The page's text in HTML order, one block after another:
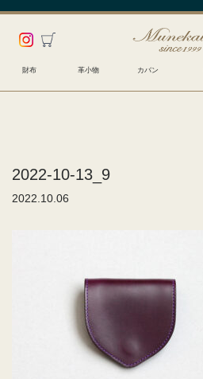
財布 革小物 カバン
2022-10-13_9
2022.10.06